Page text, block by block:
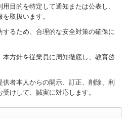
目的を特定して通知または公表し、
取扱います。
るため、合理的な安全対策の確保に
方針を従業員に周知徹底し、教育啓
者本人からの開示、訂正、削除、利
けして、誠実に対応します。